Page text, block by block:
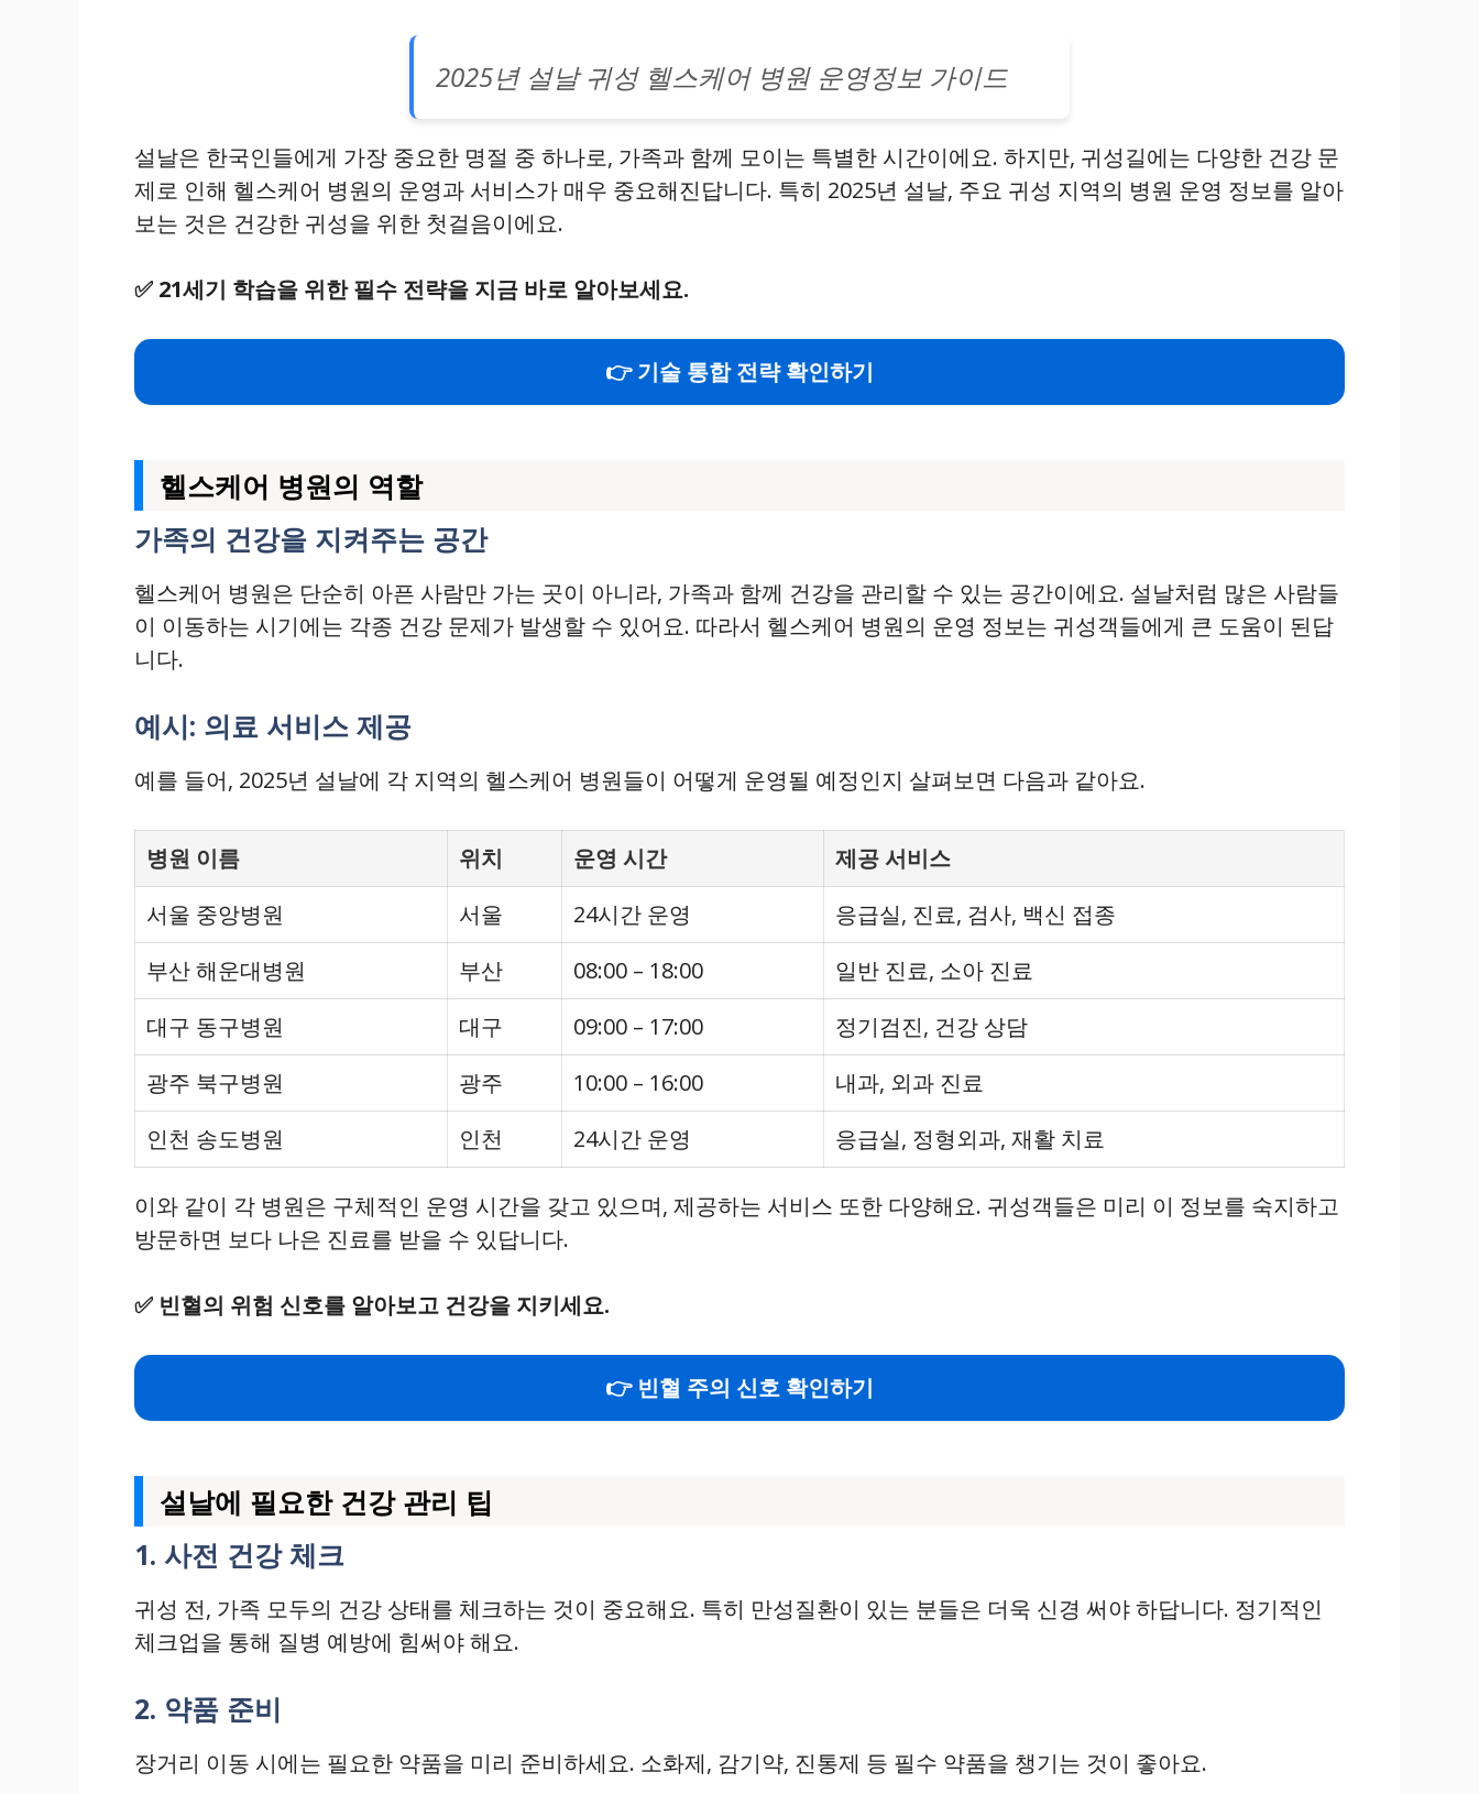
2025년 설날 귀성 헬스케어 병원 운영정보 가이드
설날은 한국인들에게 가장 중요한 명절 중 하나로, 가족과 함께 모이는 특별한 시간이에요. 하지만, 귀성길에는 다양한 건강 문
제로 인해 헬스케어 병원의 운영과 서비스가 매우 중요해진답니다. 특히 2025년 설날, 주요 귀성 지역의 병원 운영 정보를 알아
보는 것은 건강한 귀성을 위한 첫걸음이에요.
✅ 21세기 학습을 위한 필수 전략을 지금 바로 알아보세요.
👉 기술 통합 전략 확인하기
헬스케어 병원의 역할
가족의 건강을 지켜주는 공간
헬스케어 병원은 단순히 아픈 사람만 가는 곳이 아니라, 가족과 함께 건강을 관리할 수 있는 공간이에요. 설날처럼 많은 사람들
이 이동하는 시기에는 각종 건강 문제가 발생할 수 있어요. 따라서 헬스케어 병원의 운영 정보는 귀성객들에게 큰 도움이 된답
니다.
예시: 의료 서비스 제공
예를 들어, 2025년 설날에 각 지역의 헬스케어 병원들이 어떻게 운영될 예정인지 살펴보면 다음과 같아요.
병원 이름 위치 운영 시간
제공 서비스
서울 중앙병원
서울 24시간 운영
응급실, 진료, 검사, 백신 접종
부산 해운대병원
부산 08:00 – 18:00
일반 진료, 소아 진료
대구 동구병원
대구 09:00 – 17:00
정기검진, 건강 상담
광주 북구병원
광주 10:00 – 16:00
내과, 외과 진료
인천 송도병원
인천 24시간 운영 응급실, 정형외과, 재활 치료
이와 같이 각 병원은 구체적인 운영 시간을 갖고 있으며, 제공하는 서비스 또한 다양해요. 귀성객들은 미리 이 정보를 숙지하고
방문하면 보다 나은 진료를 받을 수 있답니다.
✅ 빈혈의 위험 신호를 알아보고 건강을 지키세요.
👉 빈혈 주의 신호 확인하기
설날에 필요한 건강 관리 팁
1. 사전 건강 체크
귀성 전, 가족 모두의 건강 상태를 체크하는 것이 중요해요. 특히 만성질환이 있는 분들은 더욱 신경 써야 하답니다. 정기적인
체크업을 통해 질병 예방에 힘써야 해요.
2. 약품 준비
장거리 이동 시에는 필요한 약품을 미리 준비하세요. 소화제, 감기약, 진통제 등 필수 약품을 챙기는 것이 좋아요.